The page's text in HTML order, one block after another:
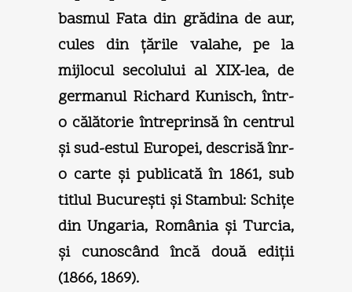
basmul Fata din grădina de aur,
cules din ţările valahe, pe la
mijlocul secolului al XIX-lea, de
germanul Richard Kunisch, într-
o călătorie întreprinsă în centrul
şi sud-estul Europei, descrisă înr-
o carte şi publicată în 1861, sub
titlul Bucureşti şi Stambul: Schiţe
din Ungaria, România şi Turcia,
şi cunoscând încă două ediţii
(1866, 1869).